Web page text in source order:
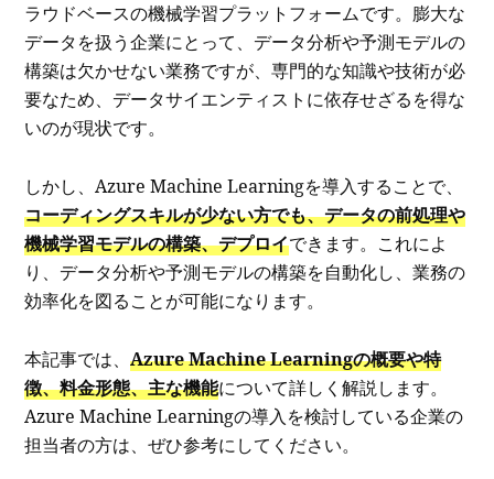
ラウドベースの機械学習プラットフォームです。膨大な
データを扱う企業にとって、データ分析や予測モデルの
構築は欠かせない業務ですが、専門的な知識や技術が必
要なため、データサイエンティストに依存せざるを得な
いのが現状です。
しかし、Azure Machine Learningを導入することで、
コーディングスキルが少ない方でも、データの前処理や
機械学習モデルの構築、デプロイできます。これによ
り、データ分析や予測モデルの構築を自動化し、業務の
効率化を図ることが可能になります。
本記事では、Azure Machine Learningの概要や特
徴、料金形態、主な機能について詳しく解説します。
Azure Machine Learningの導入を検討している企業の
担当者の方は、ぜひ参考にしてください。